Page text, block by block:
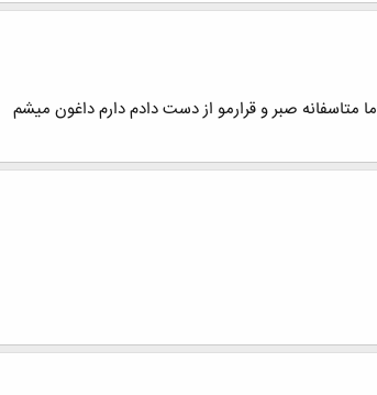
صبر و قرارمو از دست دادم دارم داغون میشم